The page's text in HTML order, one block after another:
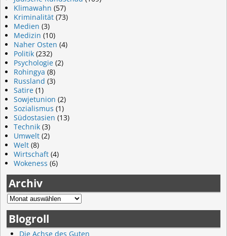
Klimawahn (57)
Kriminalität (73)
Medien (3)
Medizin (10)
Naher Osten (4)
Politik (232)
Psychologie (2)
Rohingya (8)
Russland (3)
Satire (1)
Sowjetunion (2)
Sozialismus (1)
Südostasien (13)
Technik (3)
Umwelt (2)
Welt (8)
Wirtschaft (4)
Wokeness (6)
Archiv
Blogroll
Die Achse des Guten